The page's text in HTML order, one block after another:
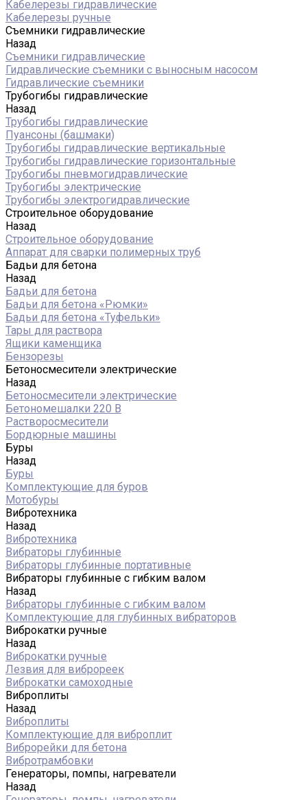
Кабелерезы гидравлические
Кабелерезы ручные
Съемники гидравлические
Назад
Съемники гидравлические
Гидравлические cъемники с выносным насосом
Гидравлические съемники
Трубогибы гидравлические
Назад
Трубогибы гидравлические
Пуансоны (башмаки)
Трубогибы гидравлические вертикальные
Трубогибы гидравлические горизонтальные
Трубогибы пневмогидравлические
Трубогибы электрические
Трубогибы электрогидравлические
Строительное оборудование
Назад
Строительное оборудование
Аппарат для сварки полимерных труб
Бадьи для бетона
Назад
Бадьи для бетона
Бадьи для бетона «Рюмки»
Бадьи для бетона «Туфельки»
Тары для раствора
Ящики каменщика
Бензорезы
Бетоносмесители электрические
Назад
Бетоносмесители электрические
Бетономешалки 220 В
Растворосмесители
Бордюрные машины
Буры
Назад
Буры
Комплектующие для буров
Мотобуры
Вибротехника
Назад
Вибротехника
Вибраторы глубинные
Вибраторы глубинные портативные
Вибраторы глубинные с гибким валом
Назад
Вибраторы глубинные с гибким валом
Комплектующие для глубинных вибраторов
Виброкатки ручные
Назад
Виброкатки ручные
Лезвия для виброреек
Виброкатки самоходные
Виброплиты
Назад
Виброплиты
Комплектующие для виброплит
Виброрейки для бетона
Вибротрамбовки
Генераторы, помпы, нагреватели
Назад